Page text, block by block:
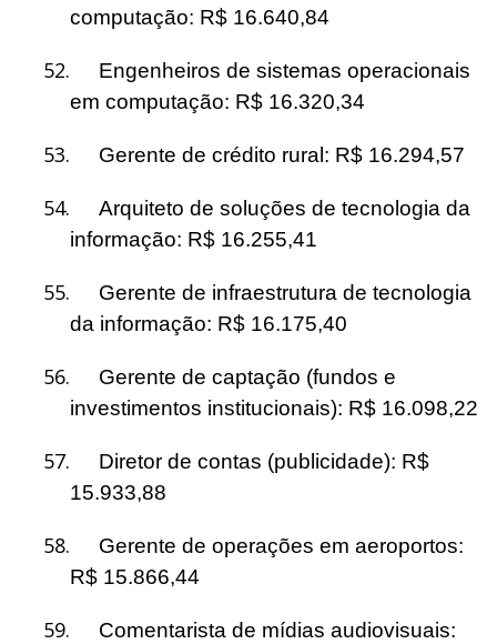
computação: R$ 16.640,84
52.
Engenheiros de sistemas operacionais
em computação: R$ 16.320,34
53. Gerente de crédito rural: R$ 16.294,57
54.
Arquiteto de soluções de tecnologia da
informação: R$ 16.255,41
55.
Gerente de infraestrutura de tecnologia
da informação: R$ 16.175,40
56.
Gerente de captação (fundos e
investimentos institucionais): R$ 16.098,22
57.
Diretor de contas (publicidade): R$
15.933,88
58.
Gerente de operações em aeroportos:
R$ 15.866,44
59.
Comentarista de mídias audiovisuais: